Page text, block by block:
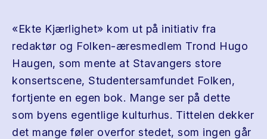
«Ekte Kjærlighet» kom ut på initiativ fra
redaktør og Folken-æresmedlem Trond Hugo
Haugen, som mente at Stavangers store
konsertscene, Studentersamfundet Folken,
fortjente en egen bok. Mange ser på dette
som byens egentlige kulturhus. Tittelen dekker
det mange føler overfor stedet, som ingen går